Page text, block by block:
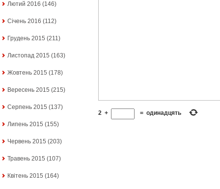
Лютий 2016 (146)
Січень 2016 (112)
Грудень 2015 (211)
Листопад 2015 (163)
Жовтень 2015 (178)
Вересень 2015 (215)
Серпень 2015 (137)
Липень 2015 (155)
Червень 2015 (203)
Травень 2015 (107)
Квітень 2015 (164)
2 + = одинадцять